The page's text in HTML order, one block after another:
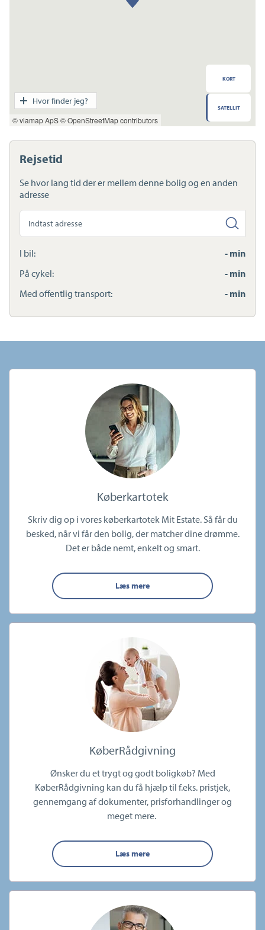
Rejsetid
Se hvor lang tid der er mellem denne bolig og en anden
adresse
Søg
anden
adresse
I bil:
- min
På cykel:
- min
Med offentlig transport:
- min
© viamap ApS© OpenStreetMap contributors
KORT
SATELLIT
Hvor finder jeg?
Transport
Indkøb
Daginstitution
Skole
Sundhed
Ladestandere
Lynladere
Køberkartotek
Skriv dig op i vores køberkartotek Mit Estate. Så får du
besked, når vi får den bolig, der matcher dine drømme.
Det er både nemt, enkelt og smart.
Læs mere
KøberRådgivning
Ønsker du et trygt og godt boligkøb? Med
KøberRådgivning kan du få hjælp til f.eks. pristjek,
gennemgang af dokumenter, prisforhandlinger og
meget mere.
Læs mere